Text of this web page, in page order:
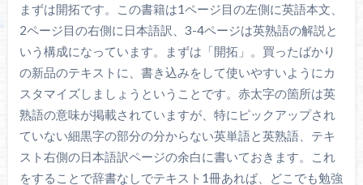
まずは開拓です。この書籍は1ページ目の左側に英語本文、
2ページ目の右側に日本語訳、3-4ページは英熟語の解説と
いう構成になっています。まずは「開拓」。買ったばかり
の新品のテキストに、書き込みをして使いやすいようにカ
スタマイズしましょうということです。赤太字の箇所は英
熟語の意味が掲載されていますが、特にピックアップされ
ていない細黒字の部分の分からない英単語と英熟語、テキ
スト右側の日本語訳ページの余白に書いておきます。これ
をすることで辞書なしでテキスト1冊あれば、どこでも勉強